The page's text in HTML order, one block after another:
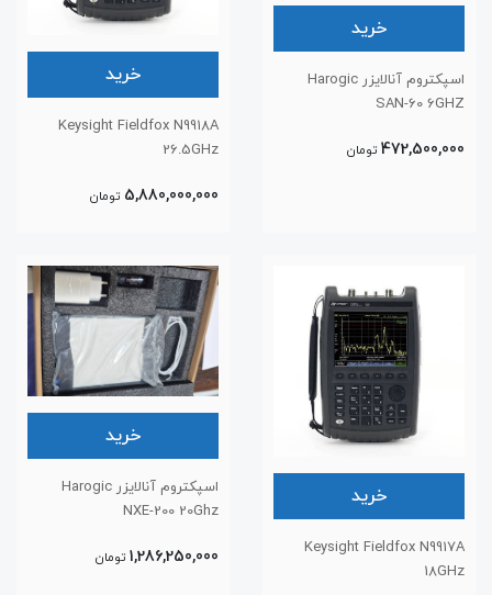
خرید
اسپکتروم آنالایزر Harogic
SAN-60 6GHZ
472,500,000 تومان
خرید
Keysight Fieldfox N9918A
26.5GHz
5,880,000,000 تومان
خرید
Keysight Fieldfox N9917A
18GHz
خرید
اسپکتروم آنالایزر Harogic
NXE-200 20Ghz
1,286,250,000 تومان